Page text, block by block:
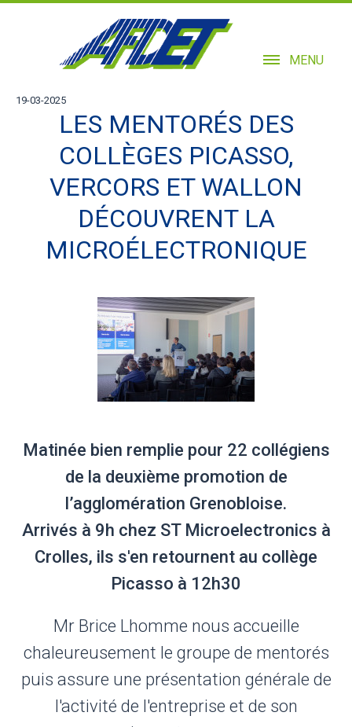
MENU
19-03-2025
LES MENTORÉS DES
COLLÈGES PICASSO,
VERCORS ET WALLON
DÉCOUVRENT LA
MICROÉLECTRONIQUE
Matinée bien remplie pour 22 collégiens
de la deuxième promotion de
l’agglomération Grenobloise.
Arrivés à 9h chez ST Microelectronics à
Crolles, ils s'en retournent au collège
Picasso à 12h30
Mr Brice Lhomme nous accueille
chaleureusement le groupe de mentorés
puis assure une présentation générale de
l'activité de l'entreprise et de son